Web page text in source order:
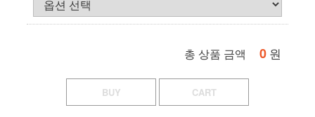
총 상품 금액 0 원
BUY CART